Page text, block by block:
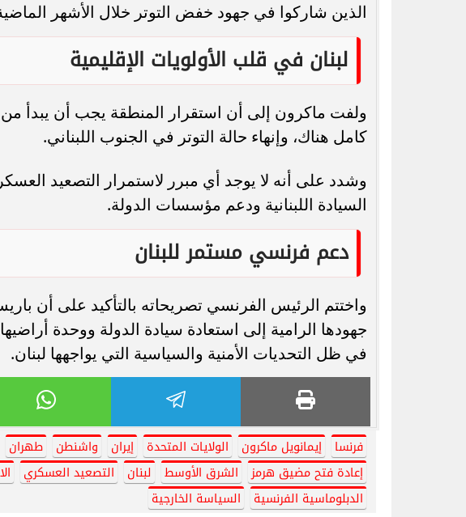
الذين شاركوا في جهود خفض التوتر خلال الأشهر
لبنان في قلب الأولويات الإقليمية
ولفت ماكرون إلى أن استقرار المنطقة يجب أن يبدأ
كامل هناك، وإنهاء حالة التوتر في الجنوب اللبناني.
وشدد على أنه لا يوجد أي مبرر لاستمرار التصعيد
السيادة اللبنانية ودعم مؤسسات الدولة.
دعم فرنسي مستمر للبنان
واختتم الرئيس الفرنسي تصريحاته بالتأكيد على أن
جهودها الرامية إلى استعادة سيادة الدولة ووحدة
في ظل التحديات الأمنية والسياسية التي يواجهها لبنان.
فرنسا إيمانويل ماكرون الولايات المتحدة إيران واشنطن طهران
إعادة فتح مضيق هرمز
الشرق الأوسط لبنان التصعيد العسكري
الدبلوماسية الفرنسية
السياسة الخارجية